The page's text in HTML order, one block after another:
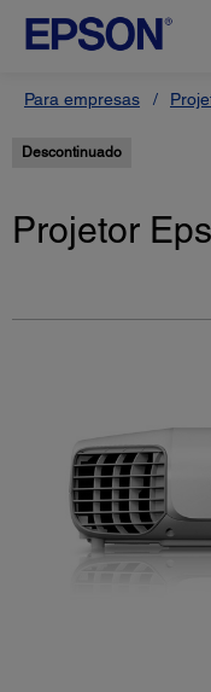
Para empresas
Descontinuado
Projetor